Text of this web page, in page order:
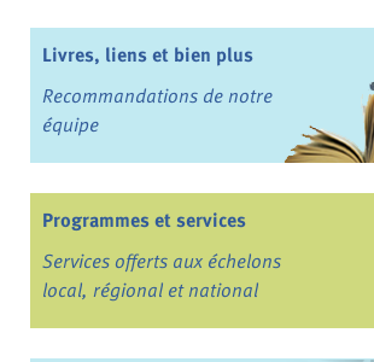
Livres, liens et bien plus
Recommandations de notre
équipe
Programmes et services
Services offerts aux échelons
local, régional et national